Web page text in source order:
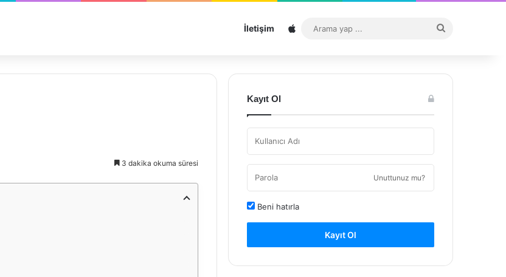
İletişim Sitemap
...
3 dakika okuma süresi
Kayıt Ol
Unuttunuz mu?
Beni hatırla
Kayıt Ol